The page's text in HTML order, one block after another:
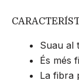
Suau al
És més
La fibra